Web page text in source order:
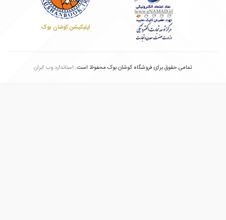
اپلیکیشن کوشان بوک
تمامی حقوق برای فروشگاه کوشان بوک محفوظ است.استاندارد وب ابران